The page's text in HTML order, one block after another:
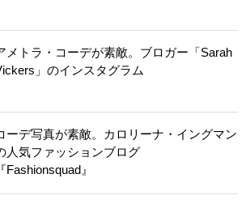
メトラ・コーデが素敵。ブロガー「Sarah
」のインスタグラム
ーデ写真が素敵。カロリーナ・イングマン
人気ファッションブログ
『Fashionsquad』